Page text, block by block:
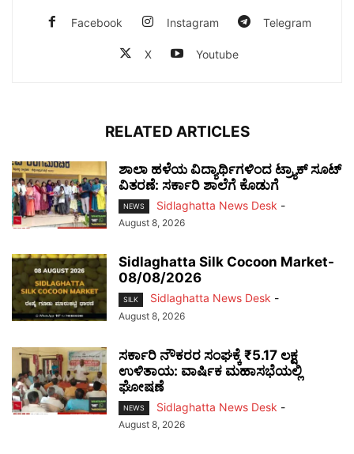
Facebook Instagram Telegram
X Youtube
RELATED ARTICLES
ಶಾಲಾ ಹಳೆಯ ವಿದ್ಯಾರ್ಥಿಗಳಿಂದ ಟ್ರ್ಯಾಕ್‌ ಸೂಟ್
ವಿತರಣೆ: ಸರ್ಕಾರಿ ಶಾಲೆಗೆ ಕೊಡುಗೆ
NEWS Sidlaghatta News Desk -
August 8, 2026
Sidlaghatta Silk Cocoon Market-
08/08/2026
SILK Sidlaghatta News Desk -
August 8, 2026
ಸರ್ಕಾರಿ ನೌಕರರ ಸಂಘಕ್ಕೆ ₹5.17 ಲಕ್ಷ
ಉಳಿತಾಯ: ವಾರ್ಷಿಕ ಮಹಾಸಭೆಯಲ್ಲಿ
ಘೋಷಣೆ
NEWS Sidlaghatta News Desk -
August 8, 2026